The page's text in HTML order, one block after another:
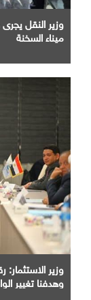
وزير النقل
ميناء السخنة
وزير الاستثمار:
وهدفنا تغيير